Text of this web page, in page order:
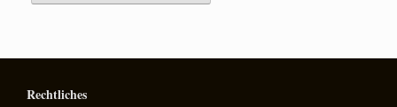
Rechtliches